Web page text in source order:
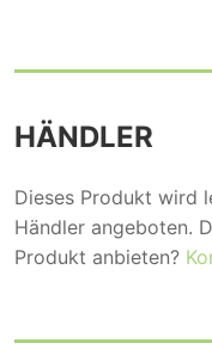
HÄNDLER
Dieses Produkt wird
Händler angeboten.
Produkt anbieten?